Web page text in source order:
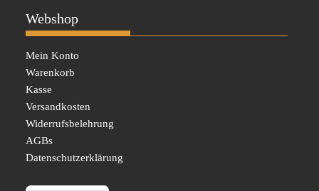
Webshop
Mein Konto
Warenkorb
Kasse
Versandkosten
Widerrufsbelehrung
AGBs
Datenschutzerklärung